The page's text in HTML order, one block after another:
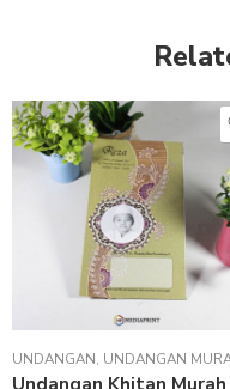
UNDANGAN, UNDANGAN